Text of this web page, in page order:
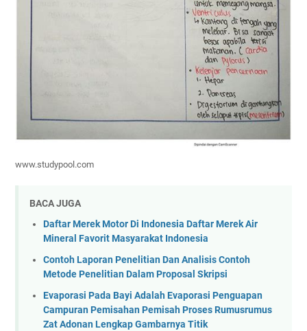
www.studypool.com
BACA JUGA
Daftar Merek Motor Di Indonesia Daftar Merek Air
Mineral Favorit Masyarakat Indonesia
Contoh Laporan Penelitian Dan Analisis Contoh
Metode Penelitian Dalam Proposal Skripsi
Evaporasi Pada Bayi Adalah Evaporasi Penguapan
Campuran Pemisahan Pemisah Proses Rumusrumus
Zat Adonan Lengkap Gambarnya Titik